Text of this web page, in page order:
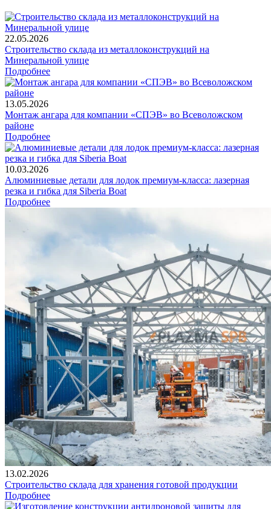
22.05.2026
Строительство склада из металлоконструкций на
Минеральной улице
Подробнее
13.05.2026
Монтаж ангара для компании «СПЭВ» во Всеволожском
районе
Подробнее
10.03.2026
Алюминиевые детали для лодок премиум-класса: лазерная
резка и гибка для Siberia Boat
Подробнее
13.02.2026
Строительство склада для хранения готовой продукции
Подробнее